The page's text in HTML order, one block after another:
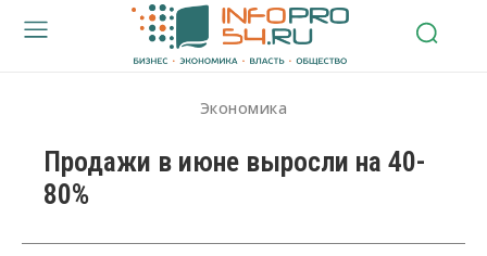
Экономика
Продажи в июне выросли на 40-
80%